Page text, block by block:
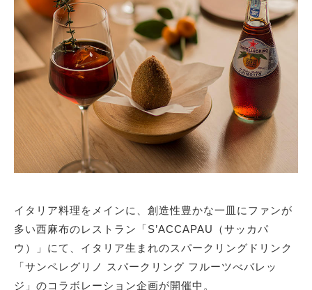
イタリア料理をメインに、創造性豊かな一皿にファンが
多い西麻布のレストラン「S’ACCAPAU（サッカパ
ウ）」にて、イタリア生まれのスパークリングドリンク
「サンペレグリノ スパークリング フルーツべバレッ
ジ」のコラボレーション企画が開催中。
ABOUT SITE
サイトマップ